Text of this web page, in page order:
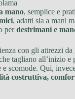
mano, semplice e
, adatti sia a mani
perdestrimani e
con gli attrezzi
tagliano all’inizio e
scomode. Qui,
costruttiva,